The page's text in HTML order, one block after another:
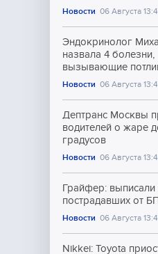
Новости 06 Августа
Эндокринолог
назвала 4 болезни,
вызывающие
Новости 06 Августа
Дептранс Москвы
водителей о жаре
градусов
Новости 06 Августа
Грайфер: выписали
пострадавших от
Новости 06 Августа
Nikkei: Toyota